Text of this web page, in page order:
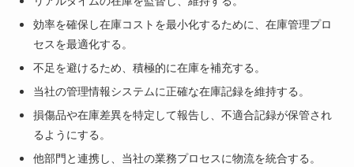
効率を確保し在庫コストを最小化するために、在庫管理プロ
セスを最適化する。
不足を避けるため、積極的に在庫を補充する。
当社の管理情報システムに正確な在庫記録を維持する。
損傷品や在庫差異を特定して報告し、不適合記録が保管され
るようにする。
他部門と連携し、当社の業務プロセスに物流を統合する。